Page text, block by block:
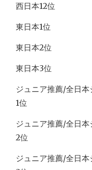
西日本12位
東日本1位
東日本2位
東日本3位
ジュニア推薦/全日本
1位
ジュニア推薦/全日本
2位
ジュニア推薦/全日本